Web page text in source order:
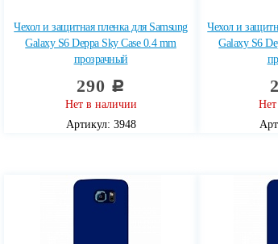
Чехол и защитная пленка для Samsung
Galaxy S6 Deppa Sky Case 0.4 mm
прозрачный
290 c
Нет в наличии
Артикул: 3948
Чехол и
Galaxy S6